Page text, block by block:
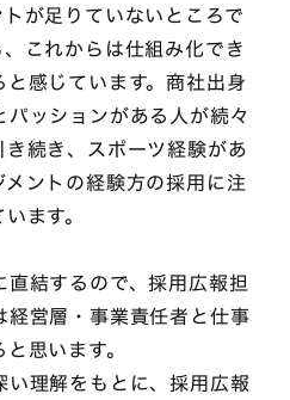
が足りていないところで
これからは仕組み化でき
感じています。商社出身
ッションがある人が続々
続き、スポーツ経験があ
ントの経験方の採用に注
ます。
結するので、採用広報担
営層・事業責任者と仕事
思います。
理解をもとに、採用広報